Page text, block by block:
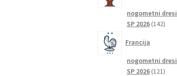
nogometni dresi
SP 2026 142142
Francija
nogometni dresi
SP 2026 121121